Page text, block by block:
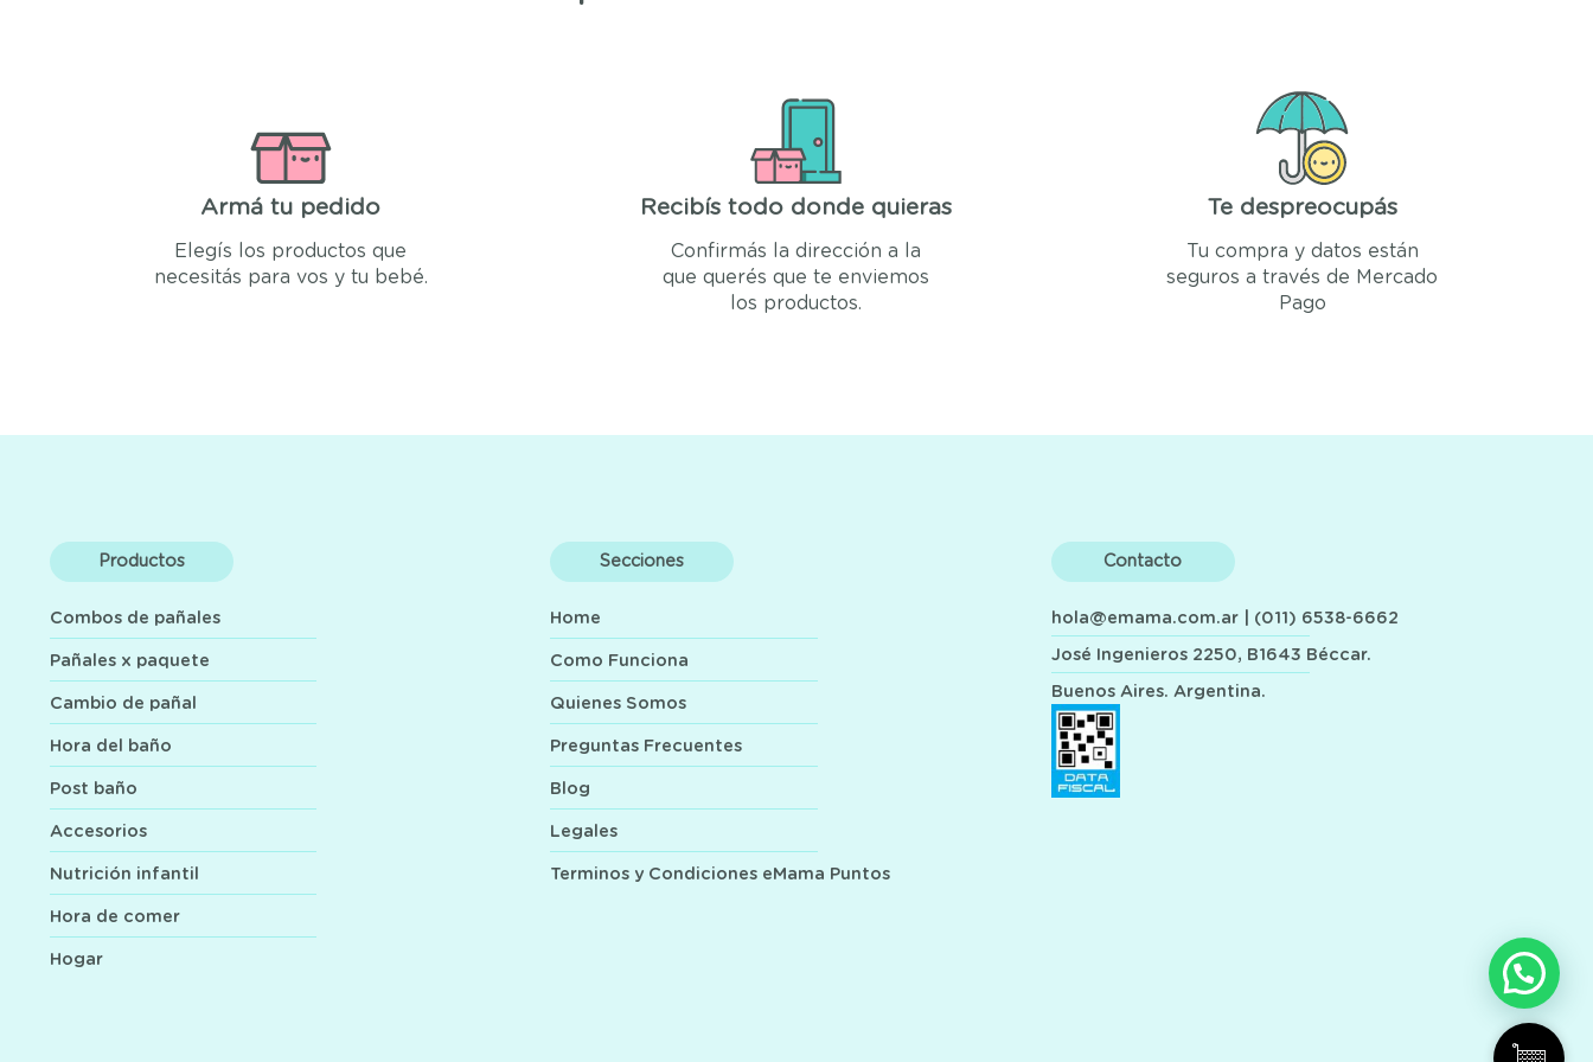
Armá tu pedido
Elegís los productos que
necesitás para vos y tu bebé.
Recibís todo donde quieras
Confirmás la dirección a la
que querés que te enviemos
los productos.
Te despreocupás
Tu compra y datos están
seguros a través de Mercado
Pago
Productos
Combos de pañales
Pañales x paquete
Cambio de pañal
Hora del baño
Post baño
Accesorios
Nutrición infantil
Hora de comer
Hogar
Secciones
Home
Como Funciona
Quienes Somos
Preguntas Frecuentes
Blog
Legales
Terminos y Condiciones eMama Puntos
Contacto
hola@emama.com.ar| (011) 6538-6662
José Ingenieros 2250, B1643 Béccar.
Buenos Aires. Argentina.